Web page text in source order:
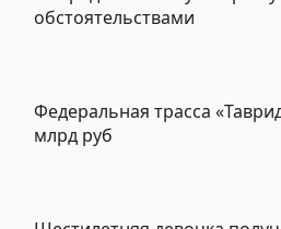
обстоятельствами
Федеральная трасса
млрд руб